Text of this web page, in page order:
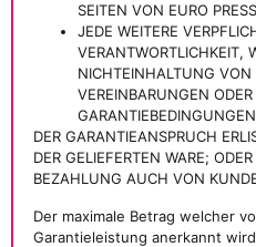
SEITEN VON EURO
JEDE WEITERE
VERANTWORTLICHKEIT,
NICHTEINHALTUNG VON
VEREINBARUNGEN ODER
DER GARANTIEANSPRUCH
DER GELIEFERTEN WARE;
BEZAHLUNG AUCH VON
Der maximale Betrag welcher
Garantieleistung anerkannt